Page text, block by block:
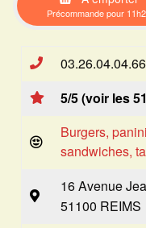
Précommande pour
03.26.04.04.66
5/5 (voir les
Burgers,
sandwiches,
16 Avenue
51100 REIMS